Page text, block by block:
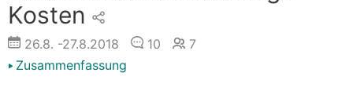
Kosten
26.8. -27.8.2018 10
7
Zusammenfassung